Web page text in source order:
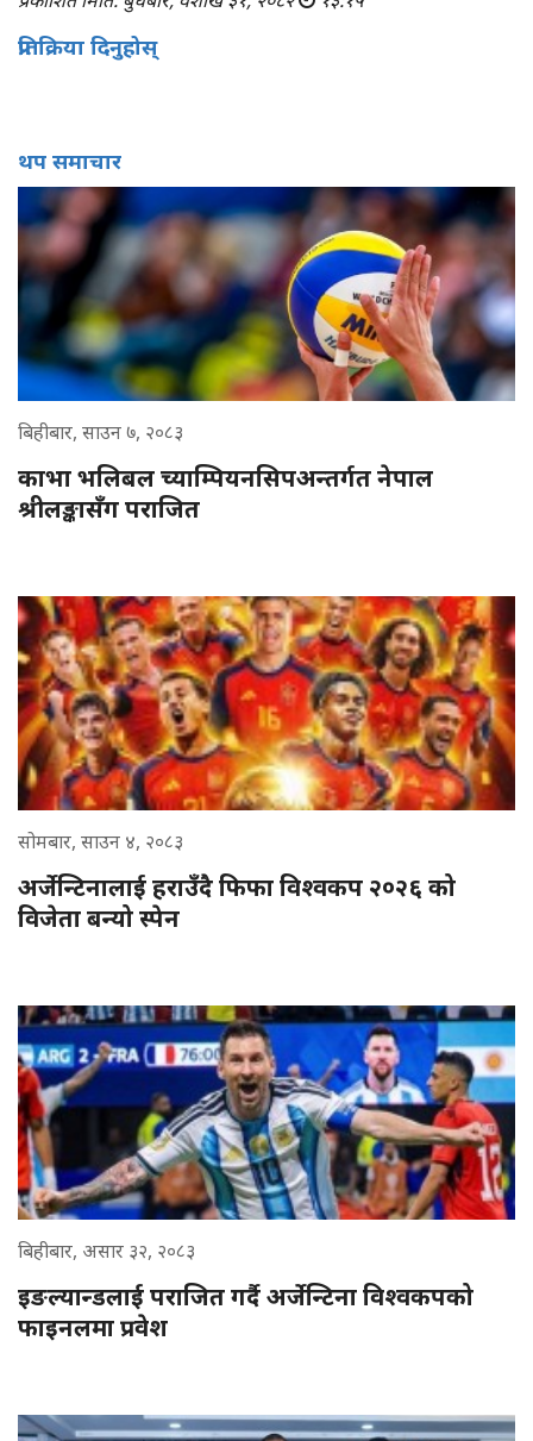
प्रतिक्रिया दिनुहोस्
थप समाचार
बिहीबार, साउन ७, २०८३
काभा भलिबल च्याम्पियनसिपअन्तर्गत नेपाल
श्रीलङ्कासँग पराजित
सोमबार, साउन ४, २०८३
अर्जेन्टिनालाई हराउँदै फिफा विश्वकप २०२६ को
विजेता बन्यो स्पेन
बिहीबार, असार ३२, २०८३
इङल्यान्डलाई पराजित गर्दै अर्जेन्टिना विश्वकपको
फाइनलमा प्रवेश